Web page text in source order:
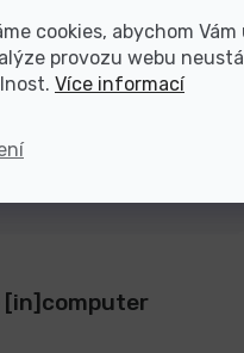
cookies, abychom
provozu webu
Více informací
[in]computer